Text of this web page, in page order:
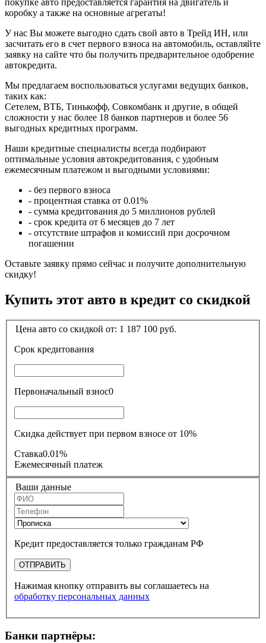
коробку а также на основные агрегаты!
У нас Вы можете выгодно сдать свой авто в Трейд ИН, или
засчитать его в счет первого взноса на автомобиль, оставляйте
заявку на сайте что бы получить предварительное одобрение
автокредита.
Мы предлагаем воспользоваться услугами ведущих банков,
таких как:
Сетелем, ВТБ, Тинькофф, Совкомбанк и другие, в общей
сложности у нас более 18 банков партнеров и более 56
выгодных кредитных программ.
Наши кредитные специалисты всегда подбирают
оптимальные условия автокредитования, с удобным
ежемесячным платежом и выгодными условиями:
- без первого взноса
- процентная ставка от 0.01%
- сумма кредитования до 5 миллионов рублей
- срок кредита от 6 месяцев до 7 лет
- отсутствие штрафов и комиссий при досрочном
погашении
Оставьте заявку прямо сейчас и получите дополнительную
скидку!
Купить этот авто в кредит со скидкой
Цена авто со скидкой от: 1 187 100 руб.
Срок кредитования
Первоначальный взнос0
Скидка действует при первом взносе от 10%
Ставка0.01%
Ежемесячный платеж
Ваши данные
Кредит предоставляется только гражданам РФ
ОТПРАВИТЬ
Нажимая кнопку отправить вы соглашаетесь на
обработку персональных данных
Банки партнёры: